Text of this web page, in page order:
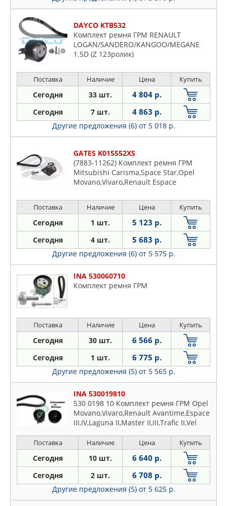
DAYCO KTB532
Комплект ремня ГРМ RENAULT
LOGAN/SANDERO/KANGOO/MEGANE
1.5D (Z 123ролик)
Поставка Наличие Цена Купить
Сегодня 33 шт. 4 804 р.
Сегодня 7 шт. 4 863 р.
Другие предложения (6) от 5 018 р.
GATES K015552XS
(7883-11262) Комплект ремня ГРМ
Mitsubishi Carisma,Space Star,Opel
Movano,Vivaro,Renault Espace
I,V40 1.9 DI,DI-D,DTI,dCi (09.99-)
Поставка Наличие Цена Купить
Сегодня 1 шт. 5 123 р.
Сегодня 4 шт. 5 683 р.
Другие предложения (6) от 5 575 р.
INA 530060710
Комплект ремня ГРМ
Поставка Наличие Цена Купить
Сегодня 30 шт. 6 566 р.
Сегодня 1 шт. 6 775 р.
Другие предложения (5) от 5 565 р.
INA 530019810
530 0198 10 Комплект ремня ГРМ Opel
Movano,Vivaro,Renault Avantime,Espace
III,IV,Laguna II,Master II,III,Trafic II,Vel
0548 10 , 532 0313 20 , CT 1046
Поставка Наличие Цена Купить
Сегодня 10 шт. 6 640 р.
Сегодня 2 шт. 6 708 р.
Другие предложения (5) от 5 625 р.